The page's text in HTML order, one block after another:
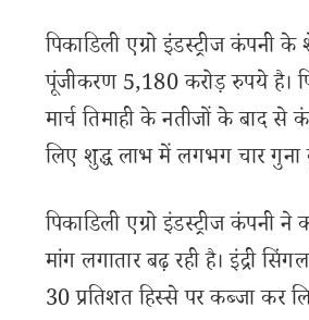
पिकाडिली एग्रो इंडस्ट्रीज
पूंजीकरण 5,180 करोड़ रुपये है।
मार्च तिमाही के नतीजों के बाद से
लिए शुद्ध लाभ में लगभग चार गुना
पिकाडिली एग्रो इंडस्ट्रीज कंपनी
मांग लगातार बढ़ रही है। इंद्री
30 प्रतिशत हिस्से पर कब्जा कर